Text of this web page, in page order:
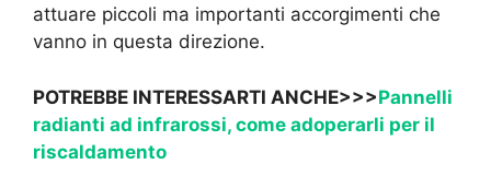
attuare piccoli ma importanti accorgimenti che
vanno in questa direzione.
POTREBBE INTERESSARTI ANCHE>>>Pannelli
radianti ad infrarossi, come adoperarli per il
riscaldamento